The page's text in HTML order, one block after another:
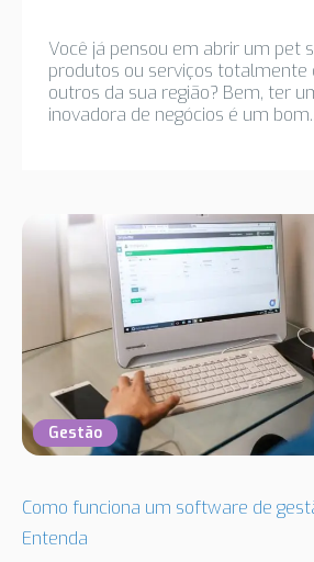
Você já pensou em abrir um pet
produtos ou serviços totalmente
outros da sua região? Bem, ter
inovadora de negócios é um
Gestão
Como funciona um software de
Entenda